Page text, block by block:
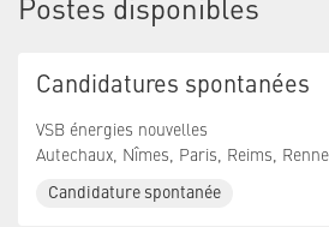
Postes disponibles
Candidatures spontanées
VSB énergies nouvelles
Autechaux, Nîmes, Paris, Reims,
Candidature spontanée